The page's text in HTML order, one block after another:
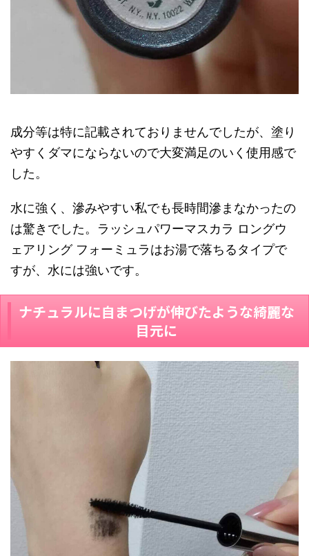
成分等は特に記載されておりませんでしたが、塗り
やすくダマにならないので大変満足のいく使用感で
した。
水に強く、滲みやすい私でも長時間滲まなかったの
は驚きでした。 ラッシュパワーマスカラ ロングウ
ェアリング フォーミュラはお湯で落ちるタイプで
すが、水には強いです。
ナチュラルに自まつげが伸びたような綺麗な
目元に